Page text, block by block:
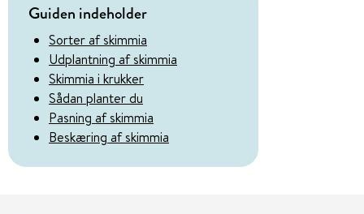
Guiden indeholder
Sorter af skimmia
Udplantning af skimmia
Skimmia i krukker
Sådan planter du
Pasning af skimmia
Beskæring af skimmia